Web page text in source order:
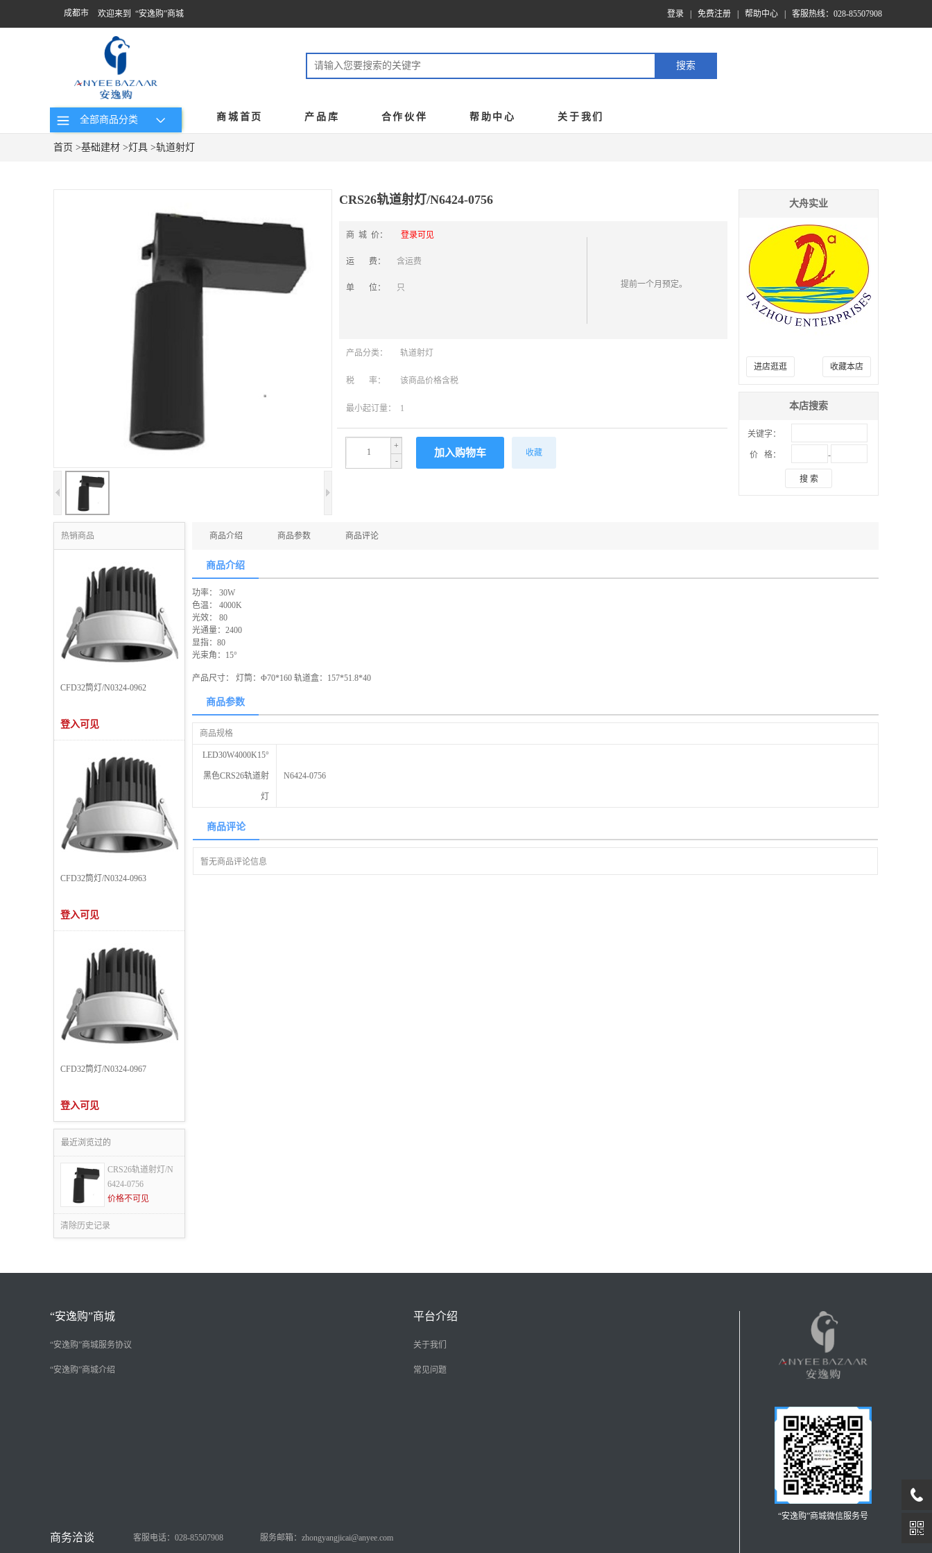
成都市 欢迎来到 “安逸购”商城 登录 免费注册 帮助中心 客服热线：028-85507908
全部商品分类 商城首页 产品库 合作伙伴 帮助中心 关于我们
首页 >基础建材 >灯具 >轨道射灯
CRS26轨道射灯/N6424-0756
商 城 价： 登录可见
运 费： 含运费
单 位： 只 提前一个月预定。
产品分类： 轨道射灯
税 率： 该商品价格含税
最小起订量： 1
-
+
收藏
大舟实业
进店逛逛 收藏本店
本店搜索
关键字：
价 格： -
搜 索
热销商品
CFD32筒灯/N0324-0962
登入可见
CFD32筒灯/N0324-0963
登入可见
CFD32筒灯/N0324-0967
登入可见
最近浏览过的
CRS26轨道射灯/N
6424-0756
价格不可见
清除历史记录
商品介绍 商品参数 商品评论
商品介绍
功率： 30W
色温： 4000K
光效： 80
光通量：2400
显指：80
光束角：15°
产品尺寸： 灯筒：Φ70*160 轨道盒：157*51.8*40
商品参数
商品规格
LED30W4000K15°
黑色CRS26轨道射
灯
N6424-0756
商品评论
暂无商品评论信息
“安逸购”商城
“安逸购”商城服务协议
“安逸购”商城介绍
平台介绍
关于我们
常见问题
“安逸购”商城微信服务号
客服电话：028-85507908 服务邮箱：zhongyangjicai@anyee.com